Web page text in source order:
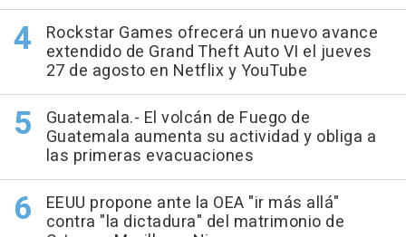
Rockstar Games ofrecerá un nuevo avance
extendido de Grand Theft Auto VI el jueves
27 de agosto en Netflix y YouTube
Guatemala.- El volcán de Fuego de
Guatemala aumenta su actividad y obliga a
las primeras evacuaciones
EEUU propone ante la OEA "ir más allá"
contra "la dictadura" del matrimonio de